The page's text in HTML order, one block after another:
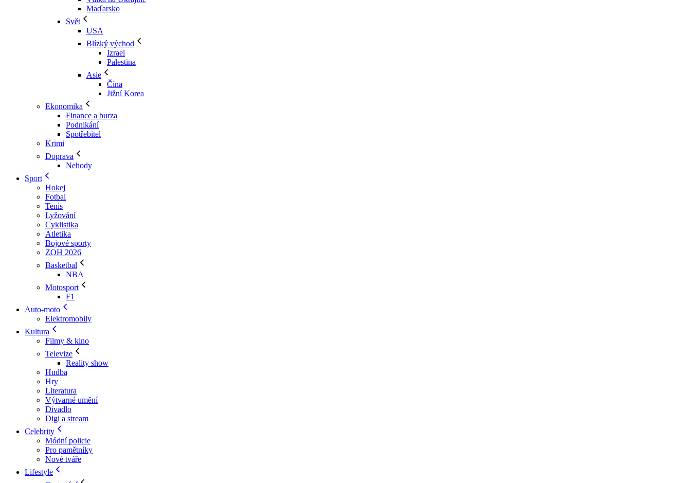
Maďarsko
Svět
USA
Blízký východ
Izrael
Palestina
Asie
Čína
Jižní Korea
Ekonomika
Finance a burza
Podnikání
Spotřebitel
Krimi
Doprava
Nehody
Sport
Hokej
Fotbal
Tenis
Lyžování
Cyklistika
Atletika
Bojové sporty
ZOH 2026
Basketbal
NBA
Motosport
F1
Auto-moto
Elektromobily
Kultura
Filmy & kino
Televize
Reality show
Hudba
Hry
Literatura
Výtvarné umění
Divadlo
Digi a stream
Celebrity
Módní policie
Pro pamětníky
Nové tváře
Lifestyle